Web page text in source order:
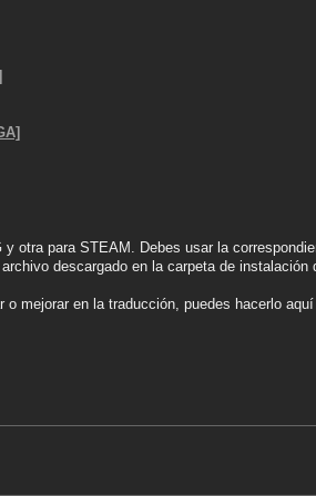
otra para STEAM. Debes usar la
descargado en la carpeta de
mejorar en la traducción, puedes hacerlo